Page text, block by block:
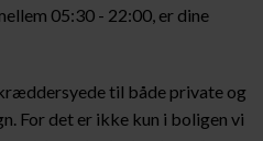
05:30 - 22:00, er dine
til både private og
For det er ikke kun i boligen vi